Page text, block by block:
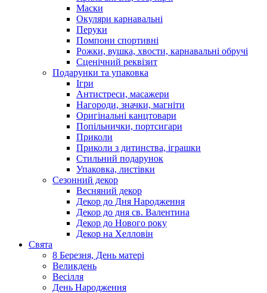
Маски
Окуляри карнавальні
Перуки
Помпони спортивні
Рожки, вушка, хвости, карнавальні обручі
Сценічний реквізит
Подарунки та упаковка
Ігри
Антистреси, масажери
Нагороди, значки, магніти
Оригінальні канцтовари
Попільнички, портсигари
Приколи
Приколи з дитинства, іграшки
Стильний подарунок
Упаковка, листівки
Сезонний декор
Весняний декор
Декор до Дня Народження
Декор до дня св. Валентина
Декор до Нового року
Декор на Хелловін
Свята
8 Березня, День матері
Великдень
Весілля
День Народження